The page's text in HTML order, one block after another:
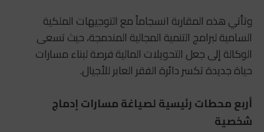
وتأتي هذه المقاربة انسجاماً مع التوجيهات الملكية
السامية لبرامج التنمية المجالية المندمجة، حيث تسعى
الوكالة إلى جعل التحويلات المالية فرصة لبناء مسارات
حياة جديدة تكسر دائرة الفقر العابر للأجيال.
أربع محطات رئيسية لصياغة مسارات إدماج
شخصية